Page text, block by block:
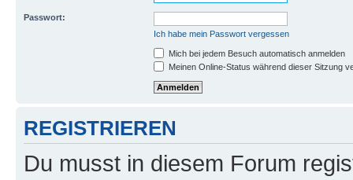
Passwort:
Ich habe mein Passwort vergessen
Mich bei jedem Besuch automatisch anmelden
Meinen Online-Status während dieser Sitzung
REGISTRIEREN
Du musst in diesem Forum